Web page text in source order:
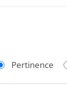
Pertinence